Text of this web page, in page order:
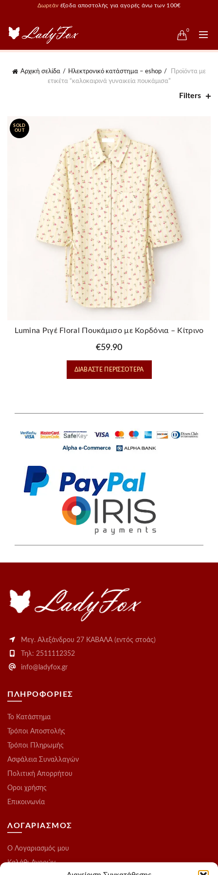
Δωρεάν έξοδα αποστολής για αγορές άνω των 100€
0
Αρχική σελίδα Ηλεκτρονικό κατάστημα – eshop
Προϊόντα με
ετικέτα “καλοκαιρινά γυναικεία πουκάμισα”
Filters
SOLD
OUT
Lumina Ριγέ Floral Πουκάμισο με Κορδόνια – Κίτρινο
€59.90
ΔΙΑΒΆΣΤΕ ΠΕΡΙΣΣΌΤΕΡΑ
Μεγ. Αλεξάνδρου 27 ΚΑΒΑΛΑ (εντός στοάς)
Τηλ: 2511112352
info@ladyfox.gr
ΠΛΗΡΟΦΟΡΙΕΣ
Το Kατάστημα
Τρόποι Αποστολής
Τρόποι Πληρωμής
Ασφάλεια Συναλλαγών
Πολιτική Απορρήτου
Οροι χρήσης
Επικοινωνία
ΛΟΓΑΡΙΑΣΜΟΣ
O Λογαριασμός μου
Καλάθι Αγορών